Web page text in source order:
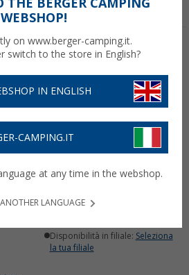
Catarifrangenti rotondi
LAS 60 mm 2 pezzi
3,99 €
Disponibilità in filiale: Seleziona
la tua filiale
THE BERGER CAMPING
WEBSHOP!
on www.berger-camping.it.
switch to the store in English?
IN ENGLISH
CAMPING.IT
at any time in the webshop.
ANOTHER LANGUAGE